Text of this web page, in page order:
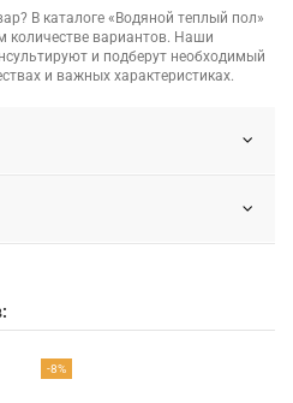
В каталоге «Водяной теплый пол»
количестве вариантов. Наши
и подберут необходимый
и важных характеристиках.
-8%